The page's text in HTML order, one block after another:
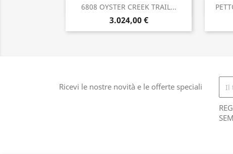
6808 OYSTER CREEK TRAIL...
3.024,00 €
Anteprima
Ricevi le nostre novità e le offerte speciali